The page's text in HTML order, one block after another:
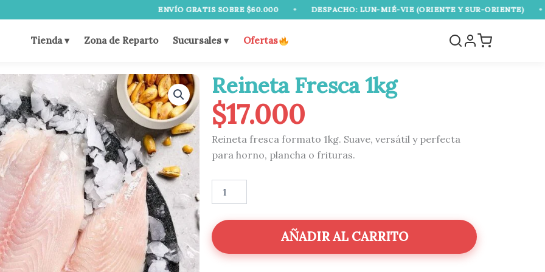
ENVÍO GRATIS SOBRE $60.000 • DESPACHO: LUN-MIÉ-VIE (ORIENTE Y SUR-ORIENTE) • ENVÍO
Tienda ▾ Zona de Reparto Sucursales ▾ Ofertas
Reineta Fresca 1kg
$17.000
Reineta fresca formato 1kg. Suave, versátil y perfecta
para horno, plancha o frituras.
Fresca
cantidad
AÑADIR AL CARRITO